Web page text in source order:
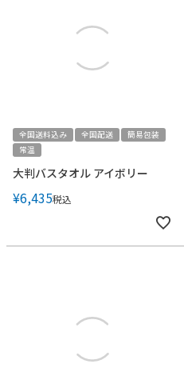
全国送料込み 全国配送
簡易包装
常温
大判バスタオル アイボリー
¥6,435税込